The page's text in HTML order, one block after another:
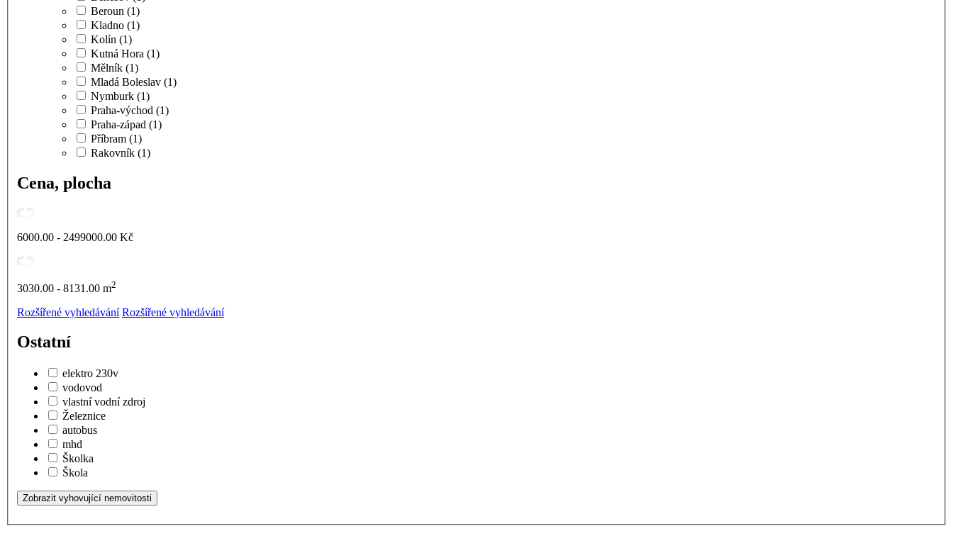
Beroun (1)
Kladno (1)
Kolín (1)
Kutná Hora (1)
Mělník (1)
Mladá Boleslav (1)
Nymburk (1)
Praha-východ (1)
Praha-západ (1)
Příbram (1)
Rakovník (1)
Cena, plocha
6000.00 - 2499000.00 Kč
3030.00 - 8131.00 m2
Rozšířené vyhledávání Rozšířené vyhledávání
Ostatní
elektro 230v
vodovod
vlastní vodní zdroj
Železnice
autobus
mhd
Školka
Škola